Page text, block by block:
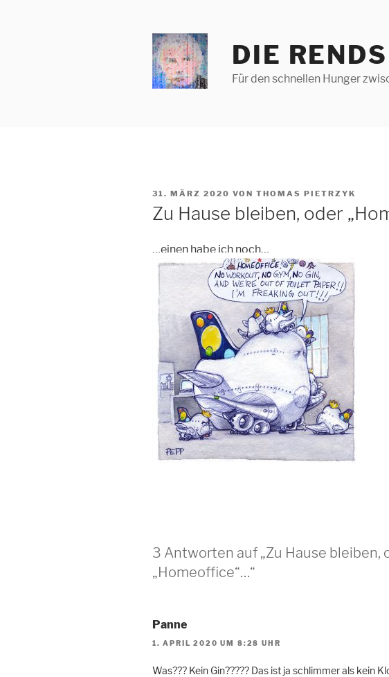
DIE
Für den schnellen Hunger
VERÖFFENTLICHT
31. MÄRZ 2020 VON THOMAS PIETRZYK
Zu Hause bleiben, oder
…einen habe ich noch…
3 Antworten auf „Zu Hause bleiben,
„Homeoffice“…“
Panne
1. APRIL 2020 UM 8:28 UHR
Was??? Kein Gin????? Das ist ja schlimmer als kein